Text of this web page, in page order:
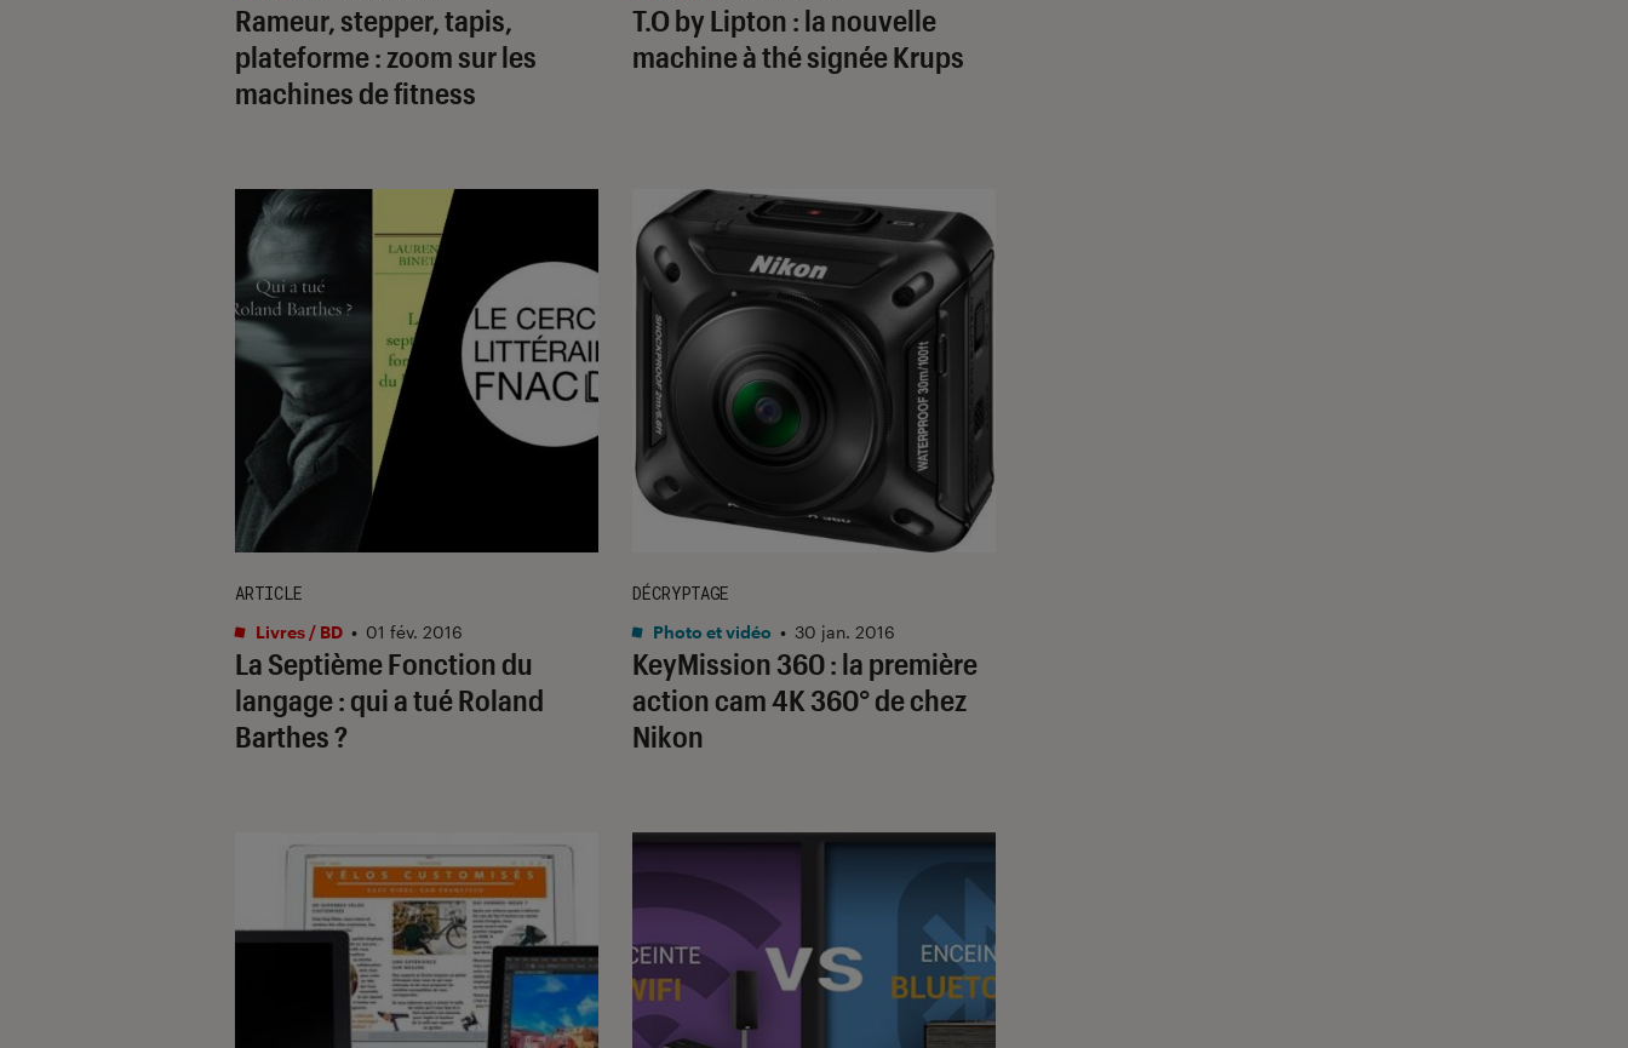
Rameur, stepper, tapis,
plateforme : zoom sur les
machines de fitness
T.O by Lipton : la nouvelle
machine à thé signée Krups
La Septième Fonction du
langage : qui a tué Roland
Barthes ?
ARTICLE
Livres / BD • 01 fév. 2016
KeyMission 360 : la première
action cam 4K 360° de chez
Nikon
DÉCRYPTAGE
Photo et vidéo • 30 jan. 2016